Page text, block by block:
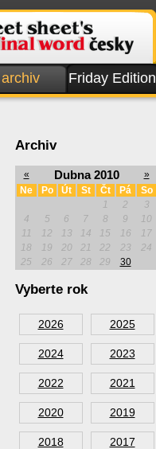
archiv Friday Edition
Archiv
« Dubna 2010
»
Ne
Po Út St Čt Pá
So
1
2
3
4
5 6 7 8 9
10
11
12 13 14 15 16
17
18
19 20 21 22 23
24
25
26 27 28 29 30
Vyberte rok
2026 2025
2024 2023
2022 2021
2020 2019
2018 2017